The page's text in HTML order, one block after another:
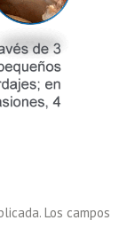
Los campos